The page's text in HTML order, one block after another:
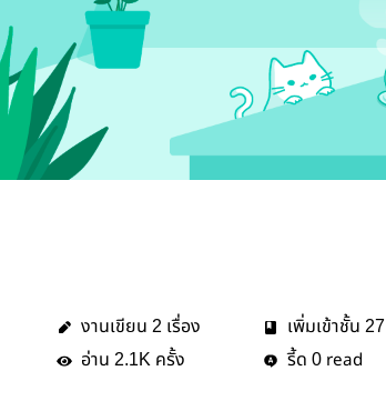
งานเขียน 2 เรื่อง เพิ่มเข้าชั้น 27
อ่าน 2.1K ครั้ง รี้ด 0 read